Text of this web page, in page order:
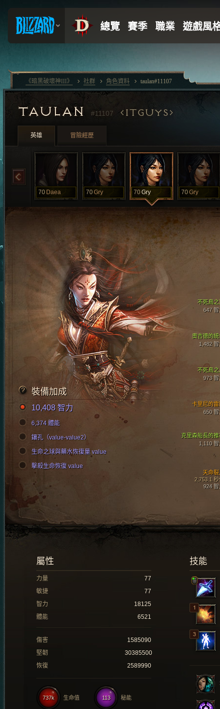
TAULAN #11107 ITGUYS
英雄 冒險經歷
70 Daea 70Gry 70Gry 70Gry
奧吉德的統
1,482 智
不死鳥之
973 智
不死鳥之
647 智
克里森船長的推
1,110 智
天命裂
2,753.1 秒
924 智
卡里尼的雷
650 智
裝備加成
10,408 智力
6,374 體能
鑲孔（value-value2）
生命之球與藥水恢復量 value
擊殺生命恢復 value
技能
屬性
力量
77
敏捷
77
智力
18125
體能
6521
傷害
1585090
堅韌
30385500
恢復
2589990
113 秘能
737k 生命值
《暗黑破壞神III》 社群 角色資料 taulan#11107